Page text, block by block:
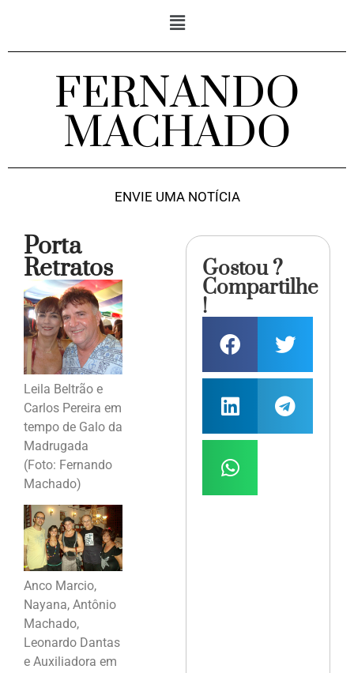
FERNANDO
MACHADO
ENVIE UMA NOTÍCIA
Porta
Retratos
Leila Beltrão e
Carlos Pereira em
tempo de Galo da
Madrugada
(Foto: Fernando
Machado)
Anco Marcio,
Nayana, Antônio
Machado,
Leonardo Dantas
e Auxiliadora em
Gostou ?
Compartilhe
!